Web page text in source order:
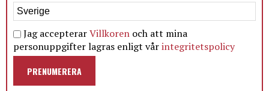
Jag accepterarVillkoren och att mina
personuppgifter lagras enligt vårintegritetspolicy
PRENUMERERA